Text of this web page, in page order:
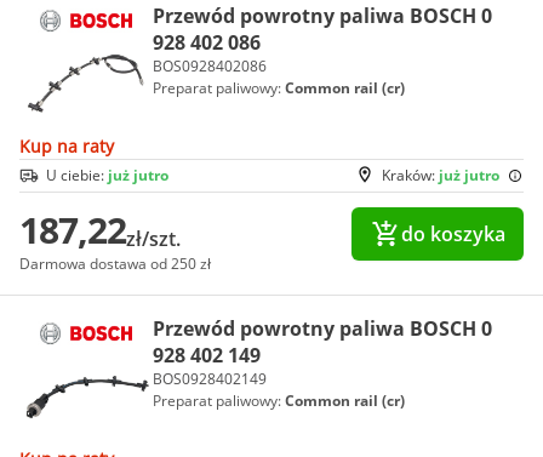
Przewód powrotny paliwa BOSCH 0
928 402 086
BOS0928402086
Preparat paliwowy:Common rail (cr)
Kup na raty
Kraków: już jutro
U ciebie: już jutro
187,22zł/szt.
Darmowa dostawa od 250 zł
do koszyka
Przewód powrotny paliwa BOSCH 0
928 402 149
BOS0928402149
Preparat paliwowy:Common rail (cr)